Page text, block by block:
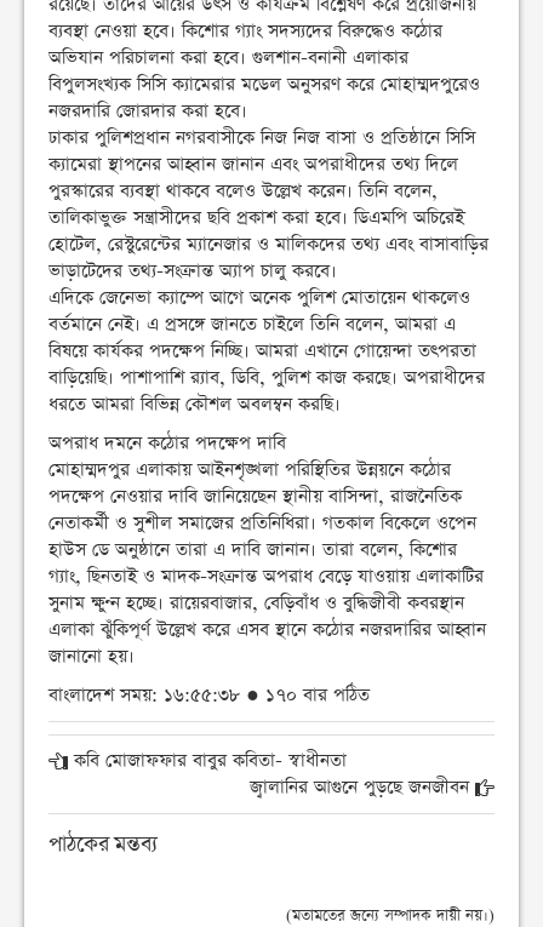
ব্যবস্থা নেওয়া হবে। কিশোর গ্যাং সদস্যদের বিরুদ্ধেও কঠোর
অভিযান পরিচালনা করা হবে। গুলশান-বনানী এলাকার
বিপুলসংখ্যক সিসি ক্যামেরার মডেল অনুসরণ করে মোহাম্মদপুরেও
নজরদারি জোরদার করা হবে।
ঢাকার পুলিশপ্রধান নগরবাসীকে নিজ নিজ বাসা ও প্রতিষ্ঠানে সিসি
ক্যামেরা স্থাপনের আহ্বান জানান এবং অপরাধীদের তথ্য দিলে
পুরস্কারের ব্যবস্থা থাকবে বলেও উল্লেখ করেন। তিনি বলেন,
তা‌লিকাভুক্ত সন্ত্রাসী‌দের ছ‌বি প্রকাশ করা হ‌বে। ডিএমপি অচি‌রেই
হোটে‌ল, রেস্টু‌রেন্টের ম‌্যা‌নেজার ও মা‌লিক‌দের তথ‌্য এবং বাসাবা‌ড়ির
ভাড়াটেদের তথ‌্য-সংক্রান্ত অ‌্যাপ চালু কর‌বে।
এদিকে জেনেভা ক্যাম্পে আগে অনেক পুলিশ মোতায়েন থাকলেও
বর্তমানে নেই। এ প্রসঙ্গে জানতে চাইলে তিনি বলেন, আমরা এ
বিষয়ে কার্যকর পদক্ষেপ নিচ্ছি। আমরা এখানে গোয়েন্দা তৎপরতা
বাড়িয়েছি। পাশাপাশি র‍্যাব, ডিবি, পুলিশ কাজ করছে। অপরাধীদের
ধরতে আমরা বিভিন্ন কৌশল অবলম্বন করছি।
অপরাধ দমনে কঠোর পদক্ষেপ দাবি
মোহাম্মদপুর এলাকায় আইনশৃঙ্খলা পরিস্থিতির উন্নয়নে কঠোর
পদক্ষেপ নেওয়ার দাবি জানিয়েছেন স্থানীয় বাসিন্দা, রাজনৈতিক
নেতাকর্মী ও সুশীল সমাজের প্রতিনিধিরা। গতকাল বিকেলে ওপেন
হাউস ডে অনুষ্ঠানে তারা এ দাবি জানান। তারা বলেন, কিশোর
গ্যাং, ছিনতাই ও মাদক-সংক্রান্ত অপরাধ বেড়ে যাওয়ায় এলাকাটির
সুনাম ক্ষুণ্ন হচ্ছে। রায়েরবাজার, বেড়িবাঁধ ও বুদ্ধিজীবী কবরস্থান
এলাকা ঝুঁকিপূর্ণ উল্লেখ করে এসব স্থানে কঠোর নজরদারির আহ্বান
জানানো হয়।
বাংলাদেশ সময়: ১৬:৫৫:৩৮ ● ১৭০ বার পঠিত
কবি মোজাফফার বাবুর কবিতা- স্বাধীনতা
জ্বালানির আগুনে পুড়ছে জনজীবন
পাঠকের মন্তব্য
(মতামতের জন্যে সম্পাদক দায়ী নয়।)